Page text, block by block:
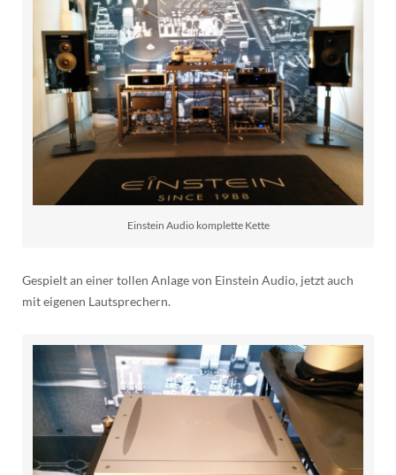
Einstein Audio komplette Kette
Gespielt an einer tollen Anlage von Einstein Audio, jetzt auch
mit eigenen Lautsprechern.